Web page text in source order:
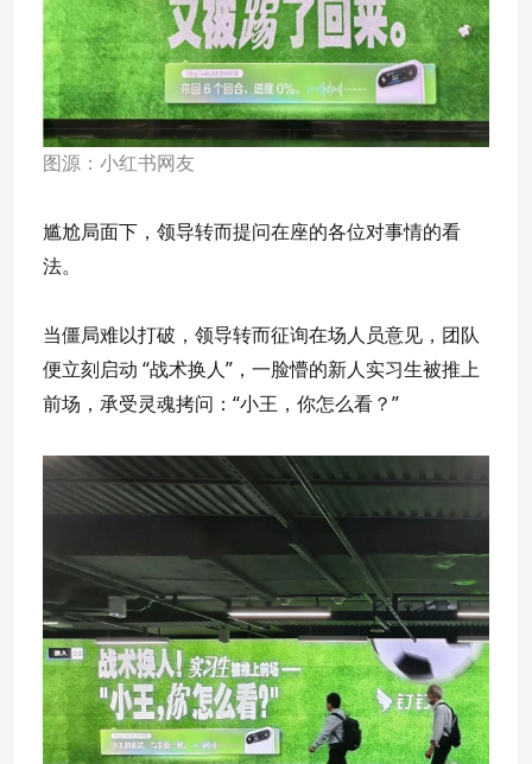
图源：小红书网友
尴尬局面下，领导转而提问在座的各位对事情的看
法。
当僵局难以打破，领导转而征询在场人员意见，团队
便立刻启动 “战术换人”，一脸懵的新人实习生被推上
前场，承受灵魂拷问：“小王，你怎么看？”